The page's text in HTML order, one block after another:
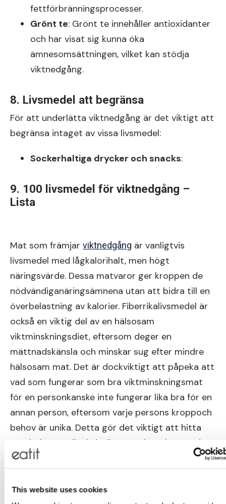
This website uses cookies
fettförbränningsprocesser.
Grönt te: Grönt te innehåller antioxidanter
och har visat sig kunna öka
ämnesomsättningen, vilket kan stödja
viktnedgång.
8. Livsmedel att begränsa
För att underlätta viktnedgång är det viktigt att
begränsa intaget av vissa livsmedel:
Sockerhaltiga drycker och snacks:
9. 100 livsmedel för viktnedgång –
Lista
Mat som främjar viktnedgång är vanligtvis
livsmedel med lågkalorihalt, men högt
näringsvärde. Dessa matvaror ger kroppen de
nödvändiganäringsämnena utan att bidra till en
överbelastning av kalorier. Fiberrikalivsmedel är
också en viktig del av en hälsosam
viktminskningsdiet, eftersom deger en
mättnadskänsla och minskar sug efter mindre
hälsosam mat. Det är dockviktigt att påpeka att
vad som fungerar som bra viktminskningsmat
för en personkanske inte fungerar lika bra för en
annan person, eftersom varje persons kroppoch
behov är unika. Detta gör det viktigt att hitta
rätt balans mellankaloriintag och näringsvärde
för att uppnå en hälsosam och